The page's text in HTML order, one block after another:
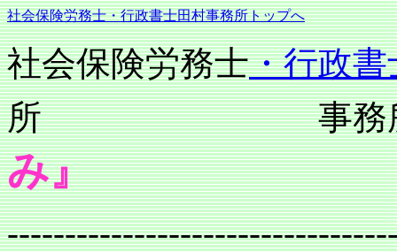
社会保険労務士・行政書士田村事務所トップへ
社会保険労務士・行政書
所 事務所
み』平成